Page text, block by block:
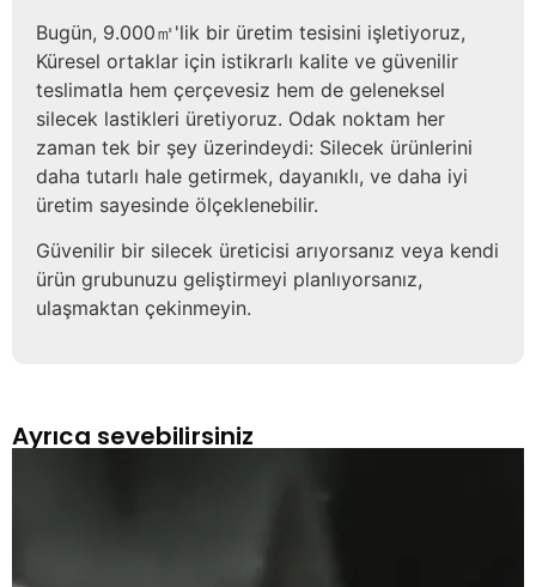
Bugün, 9.000㎡'lik bir üretim tesisini işletiyoruz,
Küresel ortaklar için istikrarlı kalite ve güvenilir
teslimatla hem çerçevesiz hem de geleneksel
silecek lastikleri üretiyoruz. Odak noktam her
zaman tek bir şey üzerindeydi: Silecek ürünlerini
daha tutarlı hale getirmek, dayanıklı, ve daha iyi
üretim sayesinde ölçeklenebilir.
Güvenilir bir silecek üreticisi arıyorsanız veya kendi
ürün grubunuzu geliştirmeyi planlıyorsanız,
ulaşmaktan çekinmeyin.
Ayrıca sevebilirsiniz